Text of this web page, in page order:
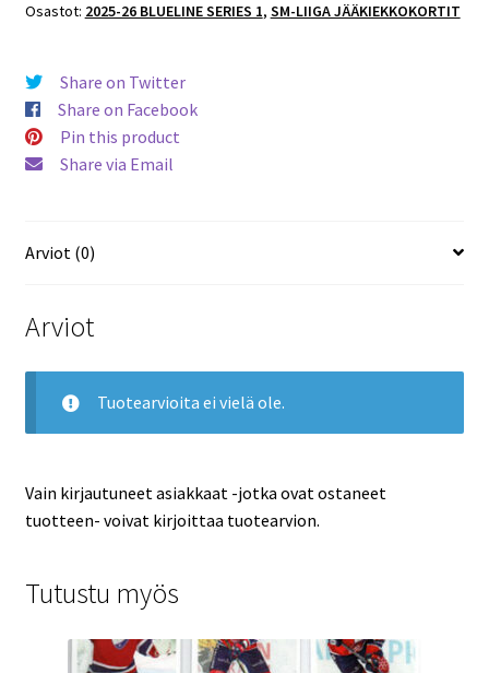
#51
JYP
määrä
Osastot: 2025-26 BLUELINE SERIES 1, SM-LIIGA JÄÄKIEKKOKORTIT
Share on Twitter
Share on Facebook
Pin this product
Share via Email
Arviot (0)
Arviot
Tuotearvioita ei vielä ole.
Vain kirjautuneet asiakkaat -jotka ovat ostaneet
tuotteen- voivat kirjoittaa tuotearvion.
Tutustu myös